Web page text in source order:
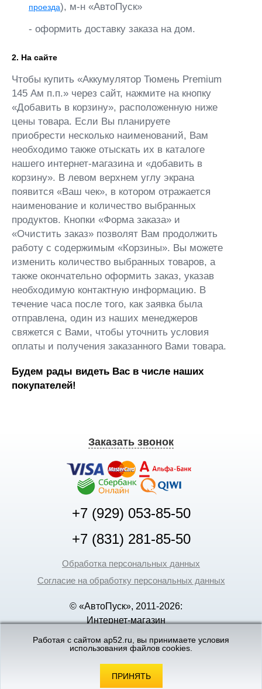
проезда), м-н «АвтоПуск»
- оформить доставку заказа на дом.
2. На сайте
Чтобы купить «Аккумулятор Тюмень Premium
145 Ам п.п.» через сайт, нажмите на кнопку
«Добавить в корзину», расположенную ниже
цены товара. Если Вы планируете
приобрести несколько наименований, Вам
необходимо также отыскать их в каталоге
нашего интернет-магазина и «добавить в
корзину». В левом верхнем углу экрана
появится «Ваш чек», в котором отражается
наименование и количество выбранных
продуктов. Кнопки «Форма заказа» и
«Очистить заказ» позволят Вам продолжить
работу с содержимым «Корзины». Вы можете
изменить количество выбранных товаров, а
также окончательно оформить заказ, указав
необходимую контактную информацию. В
течение часа после того, как заявка была
отправлена, один из наших менеджеров
свяжется с Вами, чтобы уточнить условия
оплаты и получения заказанного Вами товара.
Будем рады видеть Вас в числе наших
покупателей!
Заказать звонок
+7 (929) 053-85-50
+7 (831) 281-85-50
Обработка персональных данных
Согласие на обработку персональных данных
© «АвтоПуск», 2011-2026:
Интернет-магазин
Новгороде
интернет-магазинов
Работая с сайтом ap52.ru, вы принимаете условия
использования файлов cookies.
ПРИНЯТЬ